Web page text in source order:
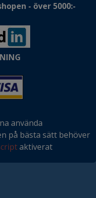
- över 5000:-
använda
på bästa sätt behöver
aktiverat